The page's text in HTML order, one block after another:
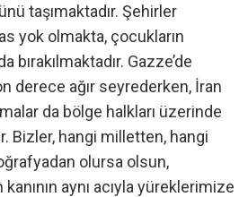
taşımaktadır. Şehirler
yok olmakta, çocukların
bırakılmaktadır. Gazze’de
derece ağır seyrederken, İran
da bölge halkları üzerinde
Bizler, hangi milletten, hangi
olursa olsun,
aynı acıyla yüreklerimize